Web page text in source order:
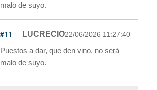
malo de suyo.
#11 LUCRECIO22/06/2026 11:27:40
Puestos a dar, que den vino, no será
malo de suyo.